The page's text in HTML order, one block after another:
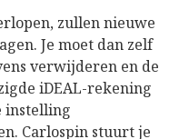
zullen nieuwe
Je moet dan zelf
verwijderen en de
iDEAL-rekening
instelling
Carlospin stuurt je